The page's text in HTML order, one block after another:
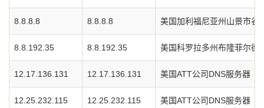
8.8.8.8 8.8.8.8 美国加利福尼亚州山景市谷
8.8.192.35 8.8.192.35 美国科罗拉多州布隆菲尔德
12.17.136.131 12.17.136.131 美国ATT公司DNS服务器
12.25.232.115 12.25.232.115 美国ATT公司DNS服务器